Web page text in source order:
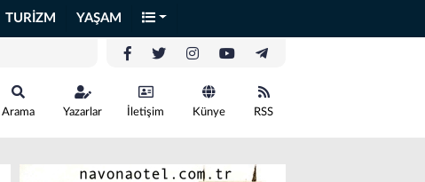
TURİZM YAŞAM
Arama Yazarlar İletişim Künye RSS